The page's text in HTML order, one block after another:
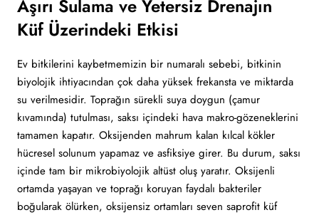
Aşırı Sulama ve Yetersiz Drenajın
Küf Üzerindeki Etkisi
Ev bitkilerini kaybetmemizin bir numaralı sebebi, bitkinin
biyolojik ihtiyacından çok daha yüksek frekansta ve miktarda
su verilmesidir. Toprağın sürekli suya doygun (çamur
kıvamında) tutulması, saksı içindeki hava makro-gözeneklerini
tamamen kapatır. Oksijenden mahrum kalan kılcal kökler
hücresel solunum yapamaz ve asfiksiye girer. Bu durum, saksı
içinde tam bir mikrobiyolojik altüst oluş yaratır. Oksijenli
ortamda yaşayan ve toprağı koruyan faydalı bakteriler
boğularak ölürken, oksijensiz ortamları seven saprofit küf